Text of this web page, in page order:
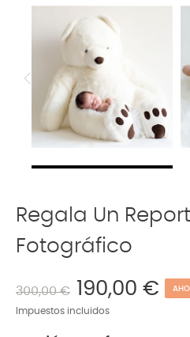
Regala Un
Fotográfico
300,00 € 190,00 €
Impuestos incluidos